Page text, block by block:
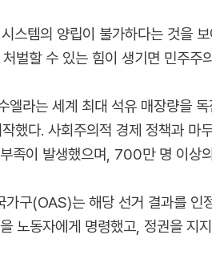
템의 양립이 불가하다는 것을
벌할 수 있는 힘이 생기면 민주주
라는 세계 최대 석유 매장량을
했다. 사회주의적 경제 정책과 마
이 발생했으며, 700만 명 이상
구(OAS)는 해당 선거 결과를 인
노동자에게 명령했고, 정권을 지